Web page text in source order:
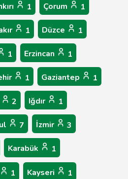
1 Çorum 1
1 Düzce 1
1 Erzincan 1
1 Gaziantep 1
2 Iğdır 1
7 İzmir 3
Karabük 1
1 Kayseri 1